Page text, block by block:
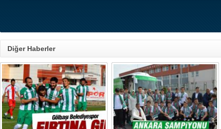
Diğer Haberler